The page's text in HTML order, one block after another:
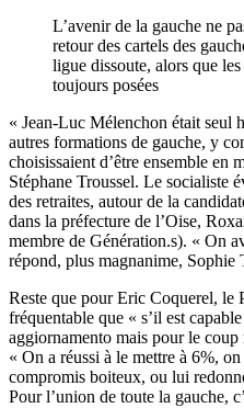
L’avenir de la gauche ne
retour des cartels des
ligue dissoute, alors que
toujours posées
« Jean-Luc Mélenchon était seul
autres formations de gauche, y
choisissaient d’être ensemble en
Stéphane Troussel. Le socialiste
des retraites, autour de la
dans la préfecture de l’Oise,
membre de Génération.s). « On
répond, plus magnanime, Sophie
Reste que pour Eric Coquerel, le
fréquentable que « s’il est
aggiornamento mais pour le
« On a réussi à le mettre à 6%,
compromis boiteux, ou lui
Pour l’union de toute la gauche,